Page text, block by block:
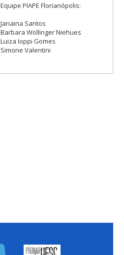
Equipe PIAPE Florianópolis:
Janaina Santos
Barbara Wollinger Niehues
Luiza Ioppi Gomes
Simone Valentini